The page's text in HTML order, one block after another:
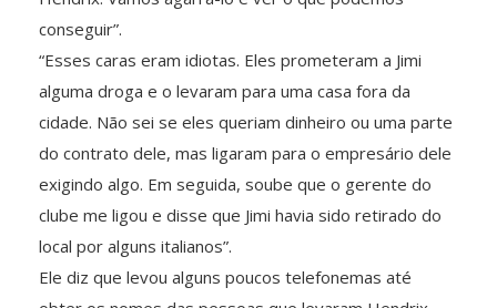
conseguir”.
“Esses caras eram idiotas. Eles prometeram a Jimi
alguma droga e o levaram para uma casa fora da
cidade. Não sei se eles queriam dinheiro ou uma parte
do contrato dele, mas ligaram para o empresário dele
exigindo algo. Em seguida, soube que o gerente do
clube me ligou e disse que Jimi havia sido retirado do
local por alguns italianos”.
Ele diz que levou alguns poucos telefonemas até